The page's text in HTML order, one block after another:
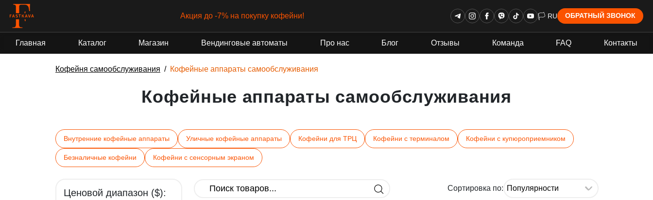
Акция до -7% на покупку кофейни! 🏳 RU ОБРАТНЫЙ ЗВОНОК
Главная Каталог Магазин Вендинговые автоматы Про нас Блог Отзывы Команда FAQ Контакты
Кофейня самообслуживания Кофейные аппараты самообслуживания
Кофейные аппараты самообслуживания
Внутренние кофейные аппараты Уличные кофейные аппараты Кофейни для ТРЦ Кофейни с терминалом Кофейни с купюроприемником
Безналичные кофейни Кофейни с сенсорным экраном
Ценовой диапазон ($): Сортировка по: